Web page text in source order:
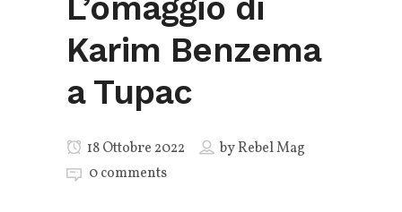
L’omaggio di
Karim Benzema
a Tupac
18 Ottobre 2022 byRebel Mag
0 comments